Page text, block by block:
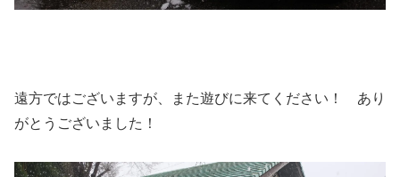
遠方ではございますが、また遊びに来てください！ あり
がとうございました！